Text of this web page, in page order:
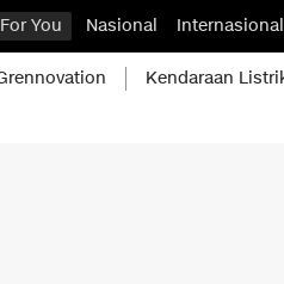
For You Nasional Internasional
Kendaraan